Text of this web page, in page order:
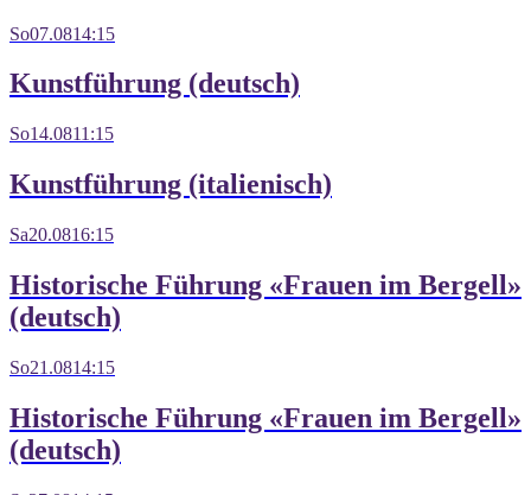
So07.0814:15
Kunstführung (deutsch)
So14.0811:15
Kunstführung (italienisch)
Sa20.0816:15
Historische Führung «Frauen im Bergell»
(deutsch)
So21.0814:15
Historische Führung «Frauen im Bergell»
(deutsch)